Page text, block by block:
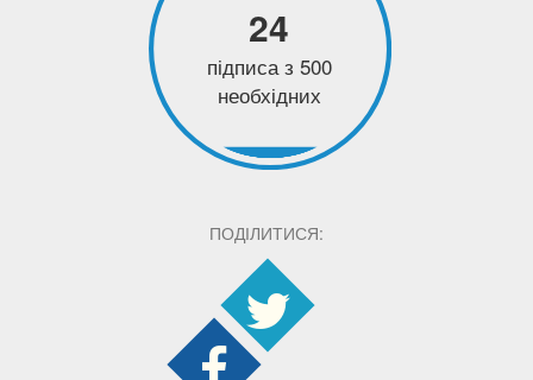
24
підписа з 500
необхідних
ПОДІЛИТИСЯ: